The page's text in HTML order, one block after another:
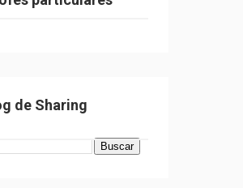
de Sharing